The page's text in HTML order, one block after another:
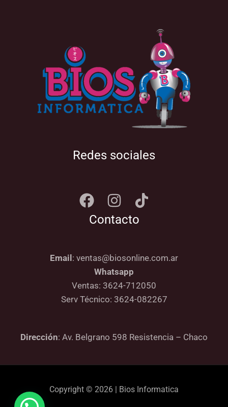
Redes sociales
Contacto
Email: ventas@biosonline.com.ar
Whatsapp
Ventas: 3624-712050
Serv Técnico: 3624-082267
Dirección: Av. Belgrano 598 Resistencia – Chaco
Copyright © 2026 | Bios Informatica